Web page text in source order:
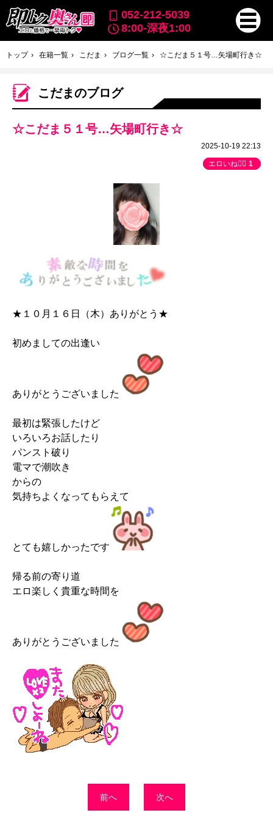
052-212-5039
8:00-深夜1:00
トップ 在籍一覧 こだま ブログ一覧 ☆こだま５１号…矢場町行き☆
こだまのブログ
☆こだま５１号…矢場町行き☆
2025-10-19 22:13
エロいね👍🏻 1
★１０月１６日（木）ありがとう★
初めましての出逢い
ありがとうございました
最初は緊張したけど
いろいろお話したり
パンスト破り
電マで潮吹き
からの
気持ちよくなってもらえて
とても嬉しかったです
帰る前の寄り道
エロ楽しく貴重な時間を
ありがとうございました
前へ 次へ